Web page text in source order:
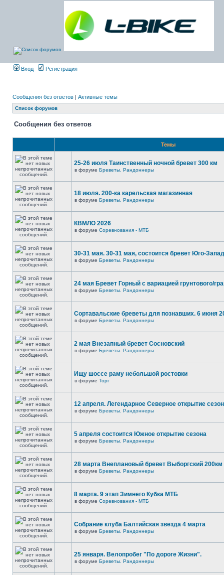
Вход Регистрация
Сообщения без ответов | Активные темы
Список форумов
Сообщения без ответов
Темы
25-26 июля Таинственный ночной бревет 300 км
в форуме Бреветы. Рандоннеры
18 июля. 200-ка карельская магазинная
в форуме Бреветы. Рандоннеры
КВМЛО 2026
в форуме Соревнования - МТБ
30-31 мая. 30-31 мая, состоится бревет Юго-
в форуме Бреветы. Рандоннеры
24 мая Бревет Горный с вариацией грунтового/
в форуме Бреветы. Рандоннеры
Сортавальские бреветы для познавших. 6 июня
в форуме Бреветы. Рандоннеры
2 мая Внезапный бревет Сосновский
в форуме Бреветы. Рандоннеры
Ищу шоссе раму небольшой ростовки
в форуме Торг
12 апреля. Легендарное Северное открытие
в форуме Бреветы. Рандоннеры
5 апреля состоится Южное открытие сезона
в форуме Бреветы. Рандоннеры
28 марта Внеплановый бревет Выборгский 200км
в форуме Бреветы. Рандоннеры
8 марта. 9 этап Зимнего Кубка МТБ
в форуме Соревнования - МТБ
Собрание клуба Балтийская звезда 4 марта
в форуме Бреветы. Рандоннеры
25 января. Велопробег "По дороге Жизни".
в форуме Бреветы. Рандоннеры